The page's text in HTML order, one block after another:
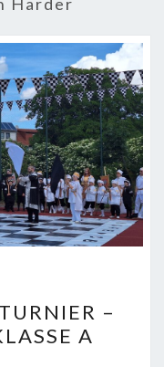
–
A